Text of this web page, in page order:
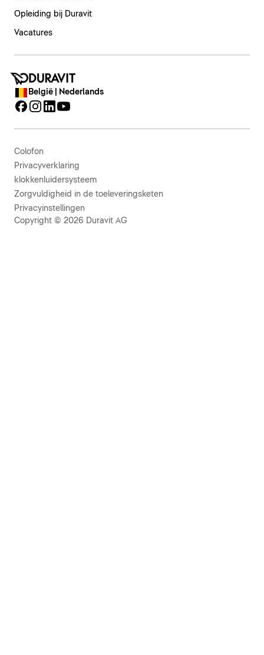
Opleiding bij Duravit
Vacatures
België | Nederlands
Colofon
Privacyverklaring
klokkenluidersysteem
Zorgvuldigheid in de toeleveringsketen
Privacyinstellingen
Copyright © 2026 Duravit AG